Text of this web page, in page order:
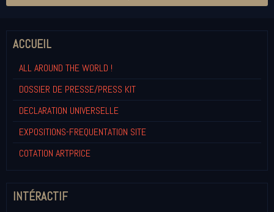
ACCUEIL
ALL AROUND THE WORLD !
DOSSIER DE PRESSE/PRESS KIT
DECLARATION UNIVERSELLE
EXPOSITIONS-FREQUENTATION SITE
COTATION ARTPRICE
INTÉRACTIF